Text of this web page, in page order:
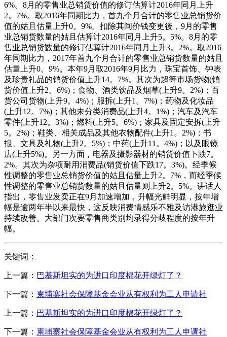
6%。8月的零售业总销货价值的修订估算计2016年同月上升
2。7%。取2016年同期比力，首九个月合计的零售业总销货价
值的姑且估量上升0。9%。扣除其间价钱变更後，9月的零售
业总销货数量的姑且估算计2016年同月上升5。5%。8月的零
售业总销货数量的修订估算计2016年同月上升3。2%。取2016
年同期比力，2017年首九个月合计的零售业总销货数量的姑且
估量上升0。9%。本年9月取2016年9月比力，珠宝首饰、钟表
及珍贵礼品的销货价值上升14。7%。其次为超等市场货物(销
货价值上升2。6%)；食物、酒类饮品及烟草(上升9。2%)；百
货公司货物(上升9。4%)；服拆(上升1。7%)；药物及化妆品
(上升12。7%)；其他未分类消费品(上升4。1%)；汽车及汽车
零件(上升12。3%)；燃料(上升5。6%)；家具及固定安拆(上升
5。2%)；鞋类、相关成品及其他衣物配件(上升1。2%)；书
报、文具及礼物(上升2。5%)；中药(上升11。4%)；以及眼镜
店(上升5%)。另一方面，电器及摄影器材的销货价值下跌7。
2%。其次为杂项耐用消费品(销货价值下跌17。3%)。经季候
性调整的零售业总销货价值的姑且估量上升2。7%，而经季候
性调整的零售业总销货数量的姑且估量则上升2。5%。讲话人
指出，零售业发卖正在9月加速增加，升幅光鲜明显，按年增
幅是逾两年半以来最快，这反映消费情感乐不雅及访港旅逛业
持续改善。大部门次要零售商类别均录得分歧程度的按年升
幅。
关键词：
上一篇： 巴基斯坦实的为进口印度棉花开绿灯了？
下一篇： 柬埔寨社会保障基金会业从有权利为工人申请社
上一篇： 巴基斯坦实的为进口印度棉花开绿灯了？
下一篇： 柬埔寨社会保障基金会业从有权利为工人申请社